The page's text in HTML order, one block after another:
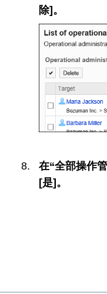
除]。
在“全部操作
[是]。